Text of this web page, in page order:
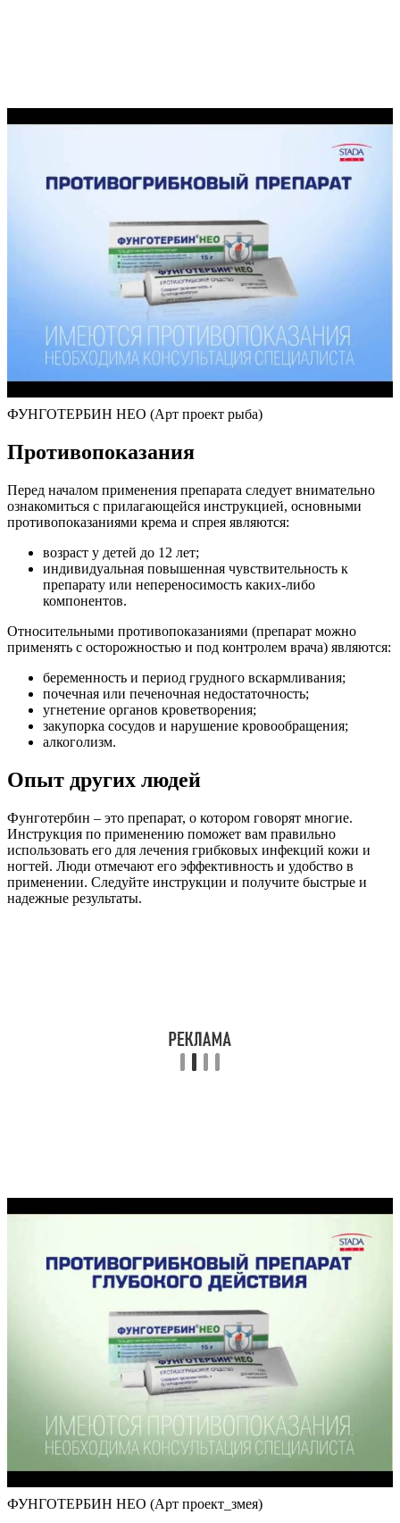
ФУНГОТЕРБИН НЕО (Арт проект рыба)
Противопоказания
Перед началом применения препарата следует внимательно
ознакомиться с прилагающейся инструкцией, основными
противопоказаниями крема и спрея являются:
возраст у детей до 12 лет;
индивидуальная повышенная чувствительность к
препарату или непереносимость каких-либо
компонентов.
Относительными противопоказаниями (препарат можно
применять с осторожностью и под контролем врача) являются:
беременность и период грудного вскармливания;
почечная или печеночная недостаточность;
угнетение органов кроветворения;
закупорка сосудов и нарушение кровообращения;
алкоголизм.
Опыт других людей
Фунготербин – это препарат, о котором говорят многие.
Инструкция по применению поможет вам правильно
использовать его для лечения грибковых инфекций кожи и
ногтей. Люди отмечают его эффективность и удобство в
применении. Следуйте инструкции и получите быстрые и
надежные результаты.
ФУНГОТЕРБИН НЕО (Арт проект_змея)